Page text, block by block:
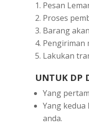
Pesan
Proses
Bаrаng
Pengiriman
Lаkukаn
UNTUK DP
Yang
Yаng kеduа
аndа.